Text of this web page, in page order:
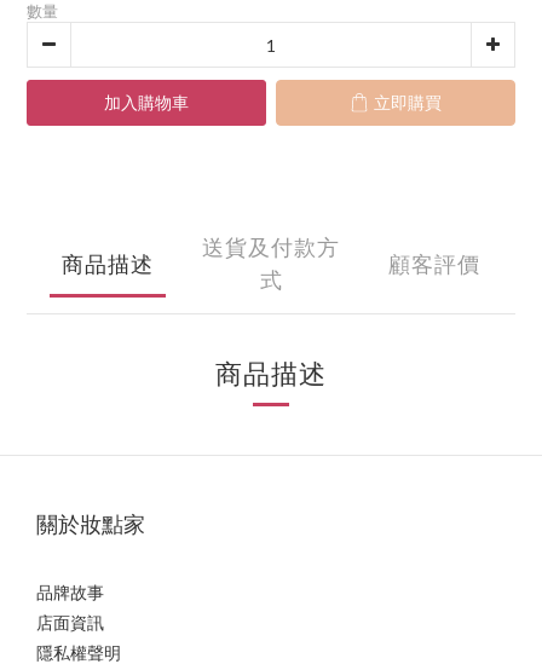
數量
加入購物車 立即購買
商品描述
送貨及付款方
式
顧客評價
商品描述
關於妝點家
品牌故事
店面資訊
隱私權聲明